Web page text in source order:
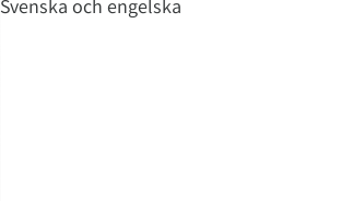
Svenska och engelska